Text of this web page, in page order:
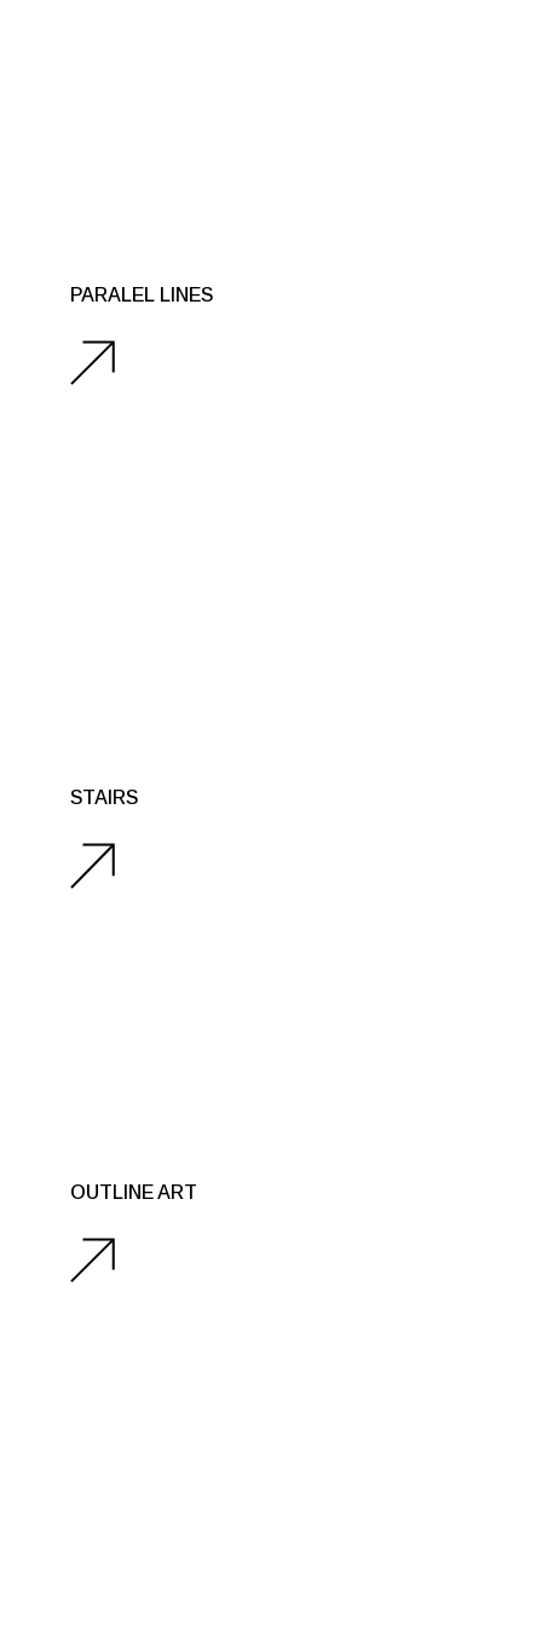
PARALEL LINES
STAIRS
OUTLINE ART